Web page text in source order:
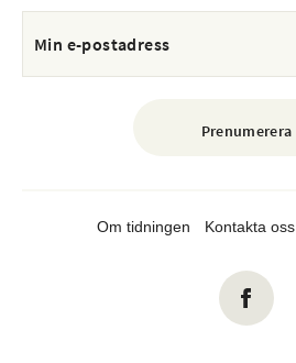
Om tidningen Kontakta oss